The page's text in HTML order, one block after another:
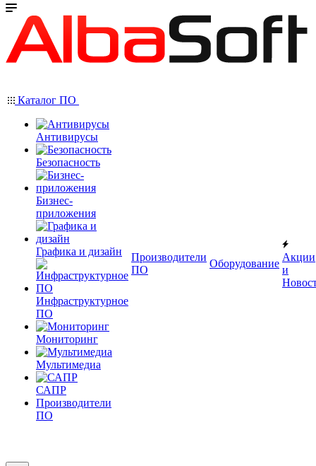
Каталог ПО
Антивирусы
Безопасность
Бизнес-
приложения
Графика и дизайн
Инфраструктурное
ПО
Мониторинг
Мультимедиа
САПР
Производители
ПО
Производители
ПО
Оборудование
Акции
и